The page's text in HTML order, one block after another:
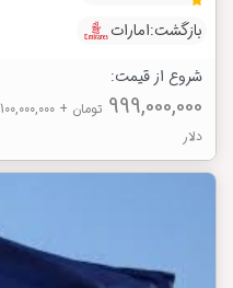
بازگشت:امارات
شروع از قیمت:
999,000,000 تومان
+ 100,000,000
دلار